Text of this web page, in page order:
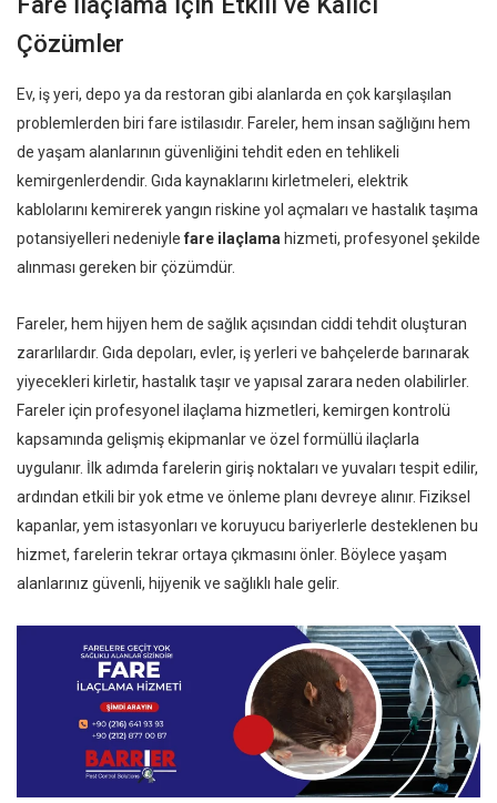
Sürüngen Kontrolü
Çözümler
Ev, iş yeri, depo ya da restoran gibi alanlarda en çok karşılaşılan
problemlerden biri fare istilasıdır. Fareler, hem insan sağlığını hem
de yaşam alanlarının güvenliğini tehdit eden en tehlikeli
kemirgenlerdendir. Gıda kaynaklarını kirletmeleri, elektrik
kablolarını kemirerek yangın riskine yol açmaları ve hastalık taşıma
potansiyelleri nedeniyle fare ilaçlama hizmeti, profesyonel şekilde
alınması gereken bir çözümdür.
Fareler, hem hijyen hem de sağlık açısından ciddi tehdit oluşturan
zararlılardır. Gıda depoları, evler, iş yerleri ve bahçelerde barınarak
yiyecekleri kirletir, hastalık taşır ve yapısal zarara neden olabilirler.
Fareler için profesyonel ilaçlama hizmetleri, kemirgen kontrolü
kapsamında gelişmiş ekipmanlar ve özel formüllü ilaçlarla
uygulanır. İlk adımda farelerin giriş noktaları ve yuvaları tespit edilir,
ardından etkili bir yok etme ve önleme planı devreye alınır. Fiziksel
kapanlar, yem istasyonları ve koruyucu bariyerlerle desteklenen bu
hizmet, farelerin tekrar ortaya çıkmasını önler. Böylece yaşam
alanlarınız güvenli, hijyenik ve sağlıklı hale gelir.